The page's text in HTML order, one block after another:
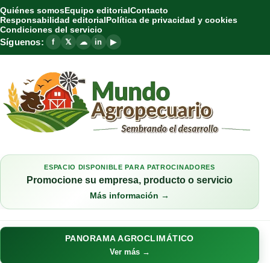
Quiénes somosEquipo editorialContacto
Responsabilidad editorialPolítica de privacidad y cookies
Condiciones del servicio
Síguenos: f 𝕏 ☁ in ▶
ESPACIO DISPONIBLE PARA PATROCINADORES
Promocione su empresa, producto o servicio
Más información →
PANORAMA AGROCLIMÁTICO
Ver más →